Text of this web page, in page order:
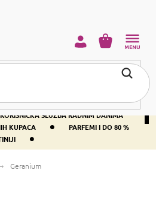
37 € •
400+ SVJETSKI
SLUŽBA RADNIM DANIMA
KUPACA •
PARFEMI I DO 80 %
•
KOŠARICA
Geranium